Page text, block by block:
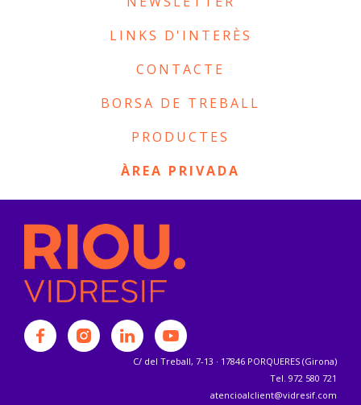
LINKS D'INTERÈS
CONTACTE
BORSA DE TREBALL
PRODUCTES
ÀREA PRIVADA
C/ del Treball, 7-13 · 17846 PORQUERES (Girona)
Tel. 972 580 721
atencioalclient@vidresif.com